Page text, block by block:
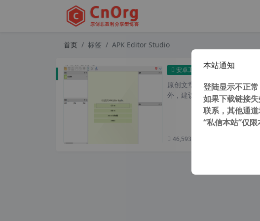
首页 标签 APK Editor Studio
安卓工具 独家汉化 APK Editor
原创文章，转载请注明： 转
外，建议避开晚上的访问高...
46,593 次浏览
本站通知
登陆显示不正
如果下载链接
联系，其他通
“私信本站”仅